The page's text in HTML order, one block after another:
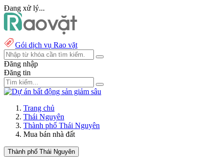
Đang xử lý...
Gói dịch vụ Rao vặt
Đăng nhập
Đăng tin
Trang chủ
Thái Nguyên
Thành phố Thái Nguyên
Mua bán nhà đất
Thành phố Thái Nguyên